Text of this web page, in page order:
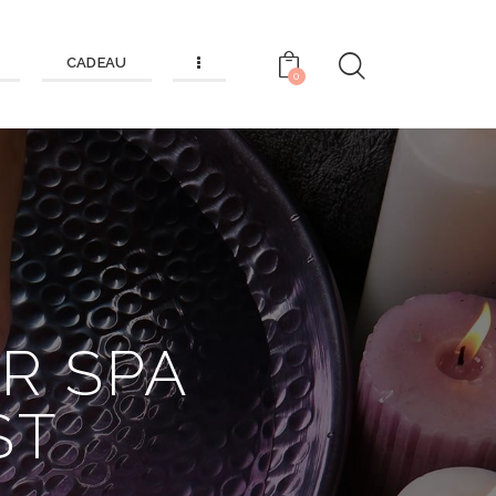
CADEAU
0
SPA